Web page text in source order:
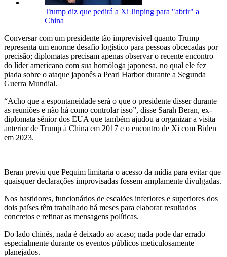
Trump diz que pedirá a Xi Jinping para "abrir" a
China
Conversar com um presidente tão imprevisível quanto Trump
representa um enorme desafio logístico para pessoas obcecadas por
precisão; diplomatas precisam apenas observar o recente encontro
do líder americano com sua homóloga japonesa, no qual ele fez
piada sobre o ataque japonês a Pearl Harbor durante a Segunda
Guerra Mundial.
“Acho que a espontaneidade será o que o presidente disser durante
as reuniões e não há como controlar isso”, disse Sarah Beran, ex-
diplomata sênior dos EUA que também ajudou a organizar a visita
anterior de Trump à China em 2017 e o encontro de Xi com Biden
em 2023.
Beran previu que Pequim limitaria o acesso da mídia para evitar que
quaisquer declarações improvisadas fossem amplamente divulgadas.
Nos bastidores, funcionários de escalões inferiores e superiores dos
dois países têm trabalhado há meses para elaborar resultados
concretos e refinar as mensagens políticas.
Do lado chinês, nada é deixado ao acaso; nada pode dar errado –
especialmente durante os eventos públicos meticulosamente
planejados.